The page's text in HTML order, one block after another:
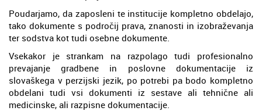
Poudarjamo, da zaposleni te institucije kompletno obdelajo,
tako dokumente s področij prava, znanosti in izobraževanja
ter sodstva kot tudi osebne dokumente.
Vsekakor je strankam na razpolago tudi profesionalno
prevajanje gradbene in poslovne dokumentacije iz
slovaškega v perzijski jezik, po potrebi pa bodo kompletno
obdelani tudi vsi dokumenti iz sestave ali tehnične ali
medicinske, ali razpisne dokumentacije.